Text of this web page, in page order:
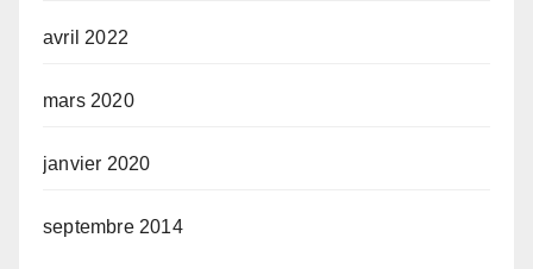
avril 2022
mars 2020
janvier 2020
septembre 2014